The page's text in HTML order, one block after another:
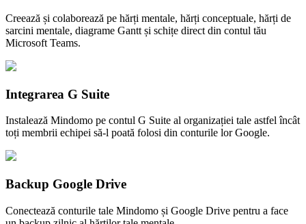
Creează și colaborează pe hărți mentale, hărți conceptuale, hărți de
sarcini mentale, diagrame Gantt și schițe direct din contul tău
Microsoft Teams.
Integrarea G Suite
Instalează Mindomo pe contul G Suite al organizației tale astfel încât
toți membrii echipei să-l poată folosi din conturile lor Google.
Backup Google Drive
Conectează conturile tale Mindomo și Google Drive pentru a face